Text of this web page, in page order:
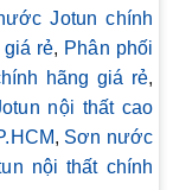
Jotun chính
giá rẻ, Phân phối
hãng giá rẻ,
nội thất cao
, Sơn nước
nội thất chính